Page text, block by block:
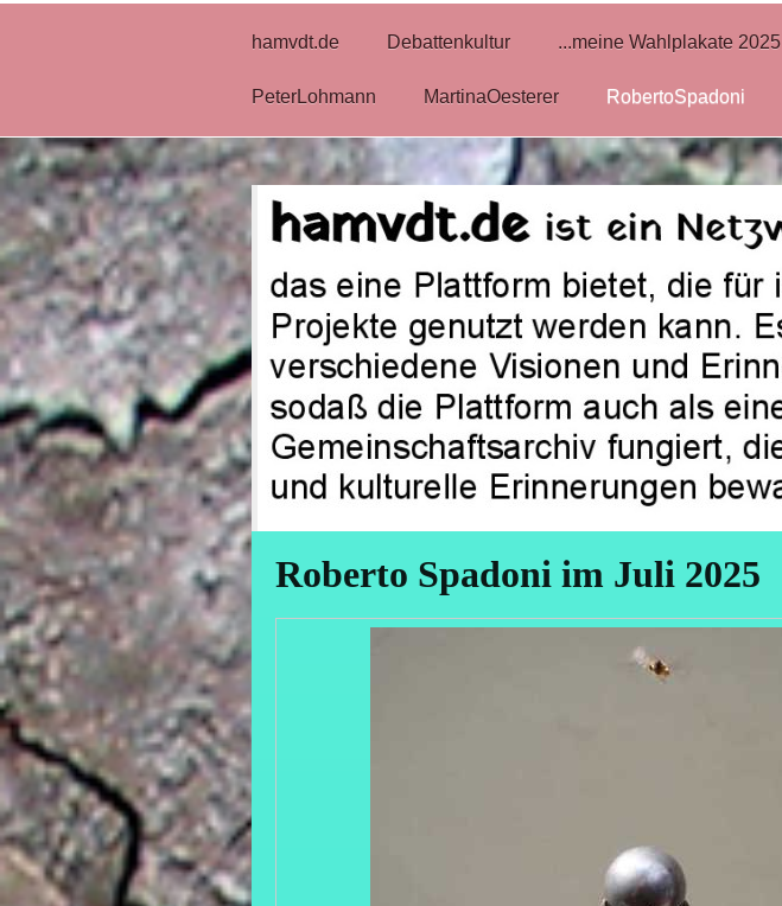
hamvdt.de Debattenkultur ...meine Wahlplakate 2025
PeterLohmann MartinaOesterer RobertoSpadoni
Roberto Spadoni im Juli 2025